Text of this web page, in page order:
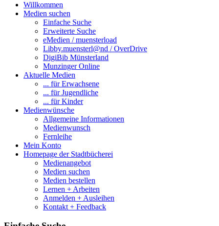
Willkommen
Medien suchen
Einfache Suche
Erweiterte Suche
eMedien / muensterload
Libby.muensterl@nd / OverDrive
DigiBib Münsterland
Munzinger Online
Aktuelle Medien
... für Erwachsene
... für Jugendliche
... für Kinder
Medienwünsche
Allgemeine Informationen
Medienwunsch
Fernleihe
Mein Konto
Homepage der Stadtbücherei
Medienangebot
Medien suchen
Medien bestellen
Lernen + Arbeiten
Anmelden + Ausleihen
Kontakt + Feedback